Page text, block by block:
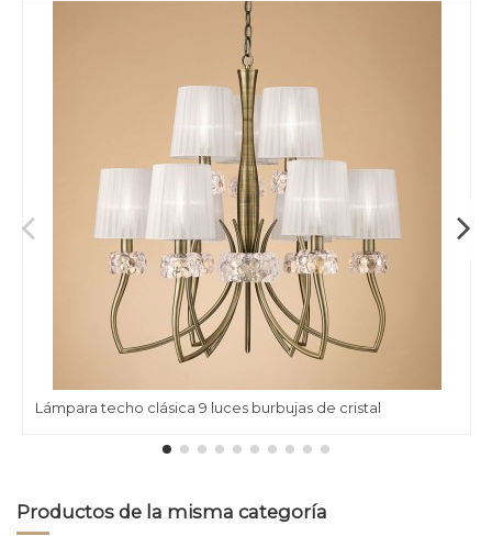
Lámpara techo clásica 9 luces burbujas de cristal
Productos de la misma categoría